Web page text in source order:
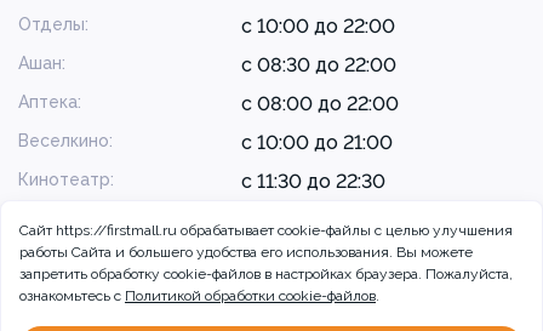
Отделы: с 10:00 до 22:00
Ашан: с 08:30 до 22:00
Аптека: с 08:00 до 22:00
Веселкино: с 10:00 до 21:00
Кинотеатр: с 11:30 до 22:30
Сайт https://firstmall.ru обрабатывает cookie-файлы с целью улучшения
работы Сайта и большего удобства его использования. Вы можете
запретить обработку сookie-файлов в настройках браузера. Пожалуйста,
ознакомьтесь с Политикой обработки cookie-файлов.